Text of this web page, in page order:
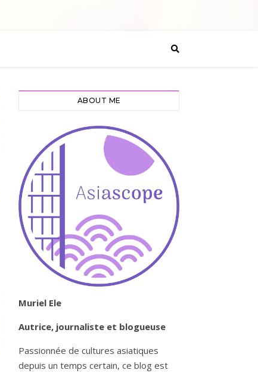
ABOUT ME
Muriel Ele
Autrice, journaliste et blogueuse
Passionnée de cultures asiatiques
depuis un temps certain, ce blog est